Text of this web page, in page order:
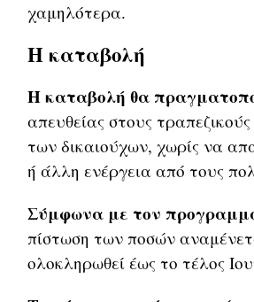
χαμηλότερα.
Η καταβολή
Η καταβολή θα
απευθείας στους
των δικαιούχων, χωρίς να
ή άλλη ενέργεια από τους
Σύμφωνα με τον
πίστωση των ποσών
ολοκληρωθεί έως το τέλος